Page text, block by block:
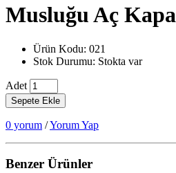
Musluğu Aç Kapa
Ürün Kodu: 021
Stok Durumu: Stokta var
Adet
Sepete Ekle
0 yorum /Yorum Yap
Benzer Ürünler